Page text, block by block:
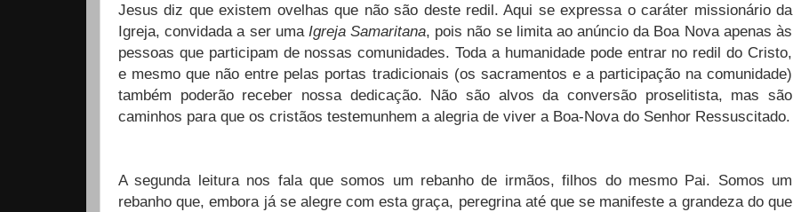
Jesus diz que existem ovelhas que não são deste redil. Aqui se expressa o caráter missionário da
Igreja, convidada a ser uma Igreja Samaritana, pois não se limita ao anúncio da Boa Nova apenas às
pessoas que participam de nossas comunidades. Toda a humanidade pode entrar no redil do Cristo,
e mesmo que não entre pelas portas tradicionais (os sacramentos e a participação na comunidade)
também poderão receber nossa dedicação. Não são alvos da conversão proselitista, mas são
caminhos para que os cristãos testemunhem a alegria de viver a Boa-Nova do Senhor Ressuscitado.
A segunda leitura nos fala que somos um rebanho de irmãos, filhos do mesmo Pai. Somos um
rebanho que, embora já se alegre com esta graça, peregrina até que se manifeste a grandeza do que